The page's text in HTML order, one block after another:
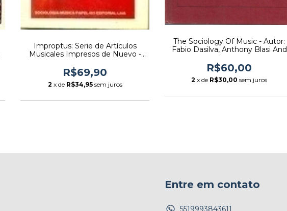
Improptus: Serie de Artículos
Musicales Impresos de Nuevo -
[usado]
R$69,90
2 x de R$34,95 sem juros
The Sociology Of Music - Autor:
Fabio Dasilva, Anthony Blasi And
R$60,00
2 x de R$30,00 sem juros
Entre em contato
5519993843611